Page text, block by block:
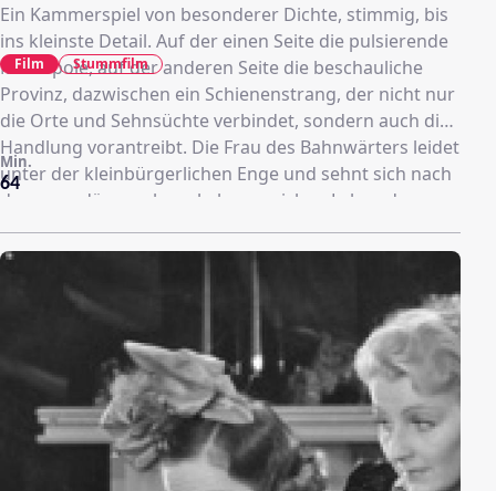
Ein Kammerspiel von besonderer Dichte, stimmig, bis
ins kleinste Detail. Auf der einen Seite die pulsierende
Metropole, auf der anderen Seite die beschauliche
Provinz, dazwischen ein Schienenstrang, der nicht nur
die Orte und Sehnsüchte verbindet, sondern auch die
Handlung vorantreibt. Die Frau des Bahnwärters leidet
unter der kleinbürgerlichen Enge und sehnt sich nach
dem mondänen, abwechslungsreichen Leben der
Großstadt, das sie nur aus Illustrierten kennt.
64
Min.
Film Stummfilm